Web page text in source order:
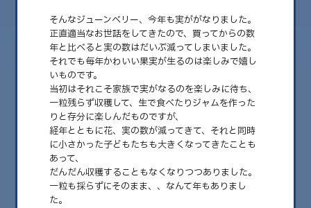
2026.05.29
この季節のお楽しみ
おはこんばんちわ、みゅんです。 突然ですがうちには家を建てたときに買
ったジューンベリーの木があります……
そんなジューンベリー、今年も実ががなりました。
正直適当なお世話をしてきたので、買ってからの数
年と比べると実の数はだいぶ減ってしまいました。
それでも毎年かわいい果実が生るのは楽しみで嬉し
いものです。
当初はそれこそ家族で実がなるのを楽しみに待ち、
一粒残らず収穫して、生で食べたりジャムを作った
りと存分に楽しんだものですが、
経年とともに花、実の数が減ってきて、それと同時
に小さかった子どもたちも大きくなってきたことも
あって、
だんだん収穫することもなくなりつつありました。
一粒も採らずにそのまま、、なんて年もありまし
た。